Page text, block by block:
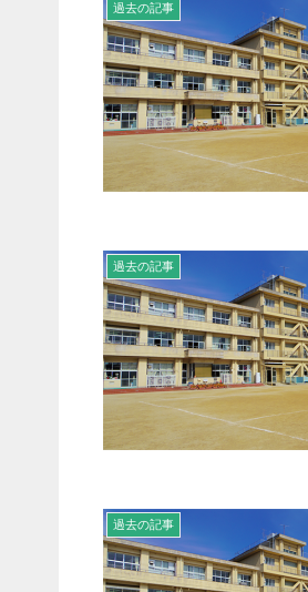
過去の記事
過去の記事
過去の記事